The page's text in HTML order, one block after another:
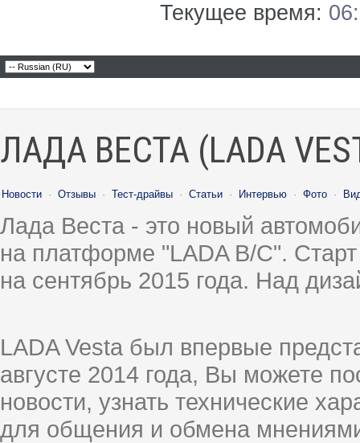
Текущее время:
ЛАДА ВЕСТА (LADA
Новости · Отзывы · Тест-драйвы · Статьи · Интервью · Фото ·
Лада Веста - это новый
на платформе "LADA B/C".
на сентябрь 2015 года. Над
LADA Vesta был впервые
августе 2014 года, Вы можете
новости, узнать технические
для общения и обмена